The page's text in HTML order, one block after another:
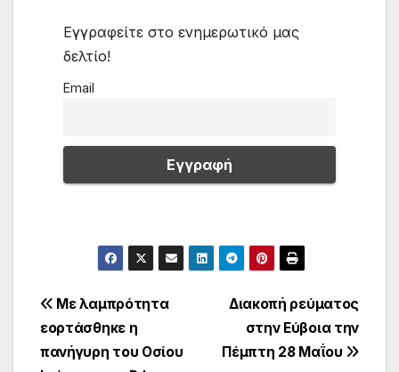
Εγγραφείτε στο ενημερωτικό μας
δελτίο!
Email
Πλοήγηση
άρθρων
Διακοπή ρεύματος
στην Εύβοια την
Πέμπτη 28 Μαΐου
Με λαμπρότητα
εορτάσθηκε η
πανήγυρη του Οσίου